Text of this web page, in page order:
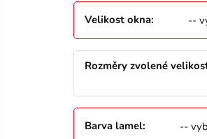
Velikost okna: --
Rozměry zvolené
Barva lamel: --